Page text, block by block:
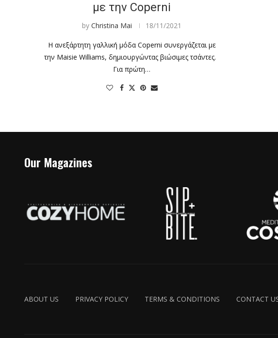
με την Coperni
byChristina Mai 18/11/2021
Η ανεξάρτητη γαλλική μόδα Coperni συνεργάζεται με
την Maisie Williams, δημιουργώντας βιώσιμες τσάντες.
Για πρώτη…
Our Magazines
ABOUT US PRIVACY POLICY TERMS & CONDITIONS CONTACT